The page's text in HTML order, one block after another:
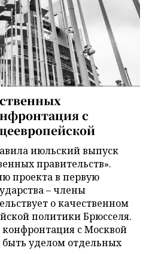
с
июльский выпуск
правительств».
проекта в первую
– члены
о качественном
политики Брюсселя.
с Москвой
быть уделом отдельных